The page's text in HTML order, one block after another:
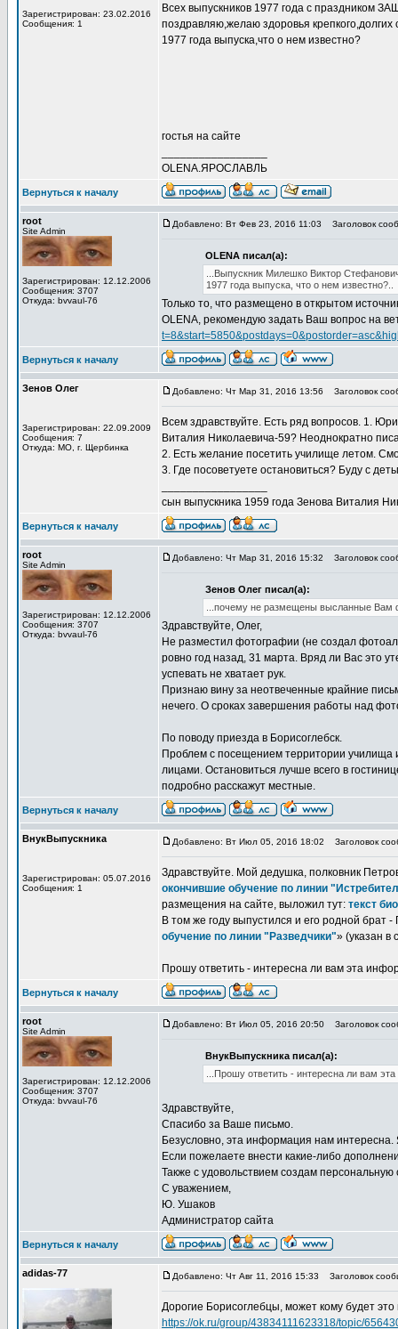
Зарегистрирован: 23.02.2016
Сообщения: 1
Всех выпускников 1977 года с праздником
поздравляю,желаю здоровья
1977 года выпуска,что о нем известно?
гостья на сайте
OLENA.ЯРОСЛАВЛЬ
Вернуться к началу
root
Site Admin
Зарегистрирован: 12.12.2006
Сообщения: 3707
Откуда: bvvaul-76
Добавлено: Вт Фев 23, 2016 11:03 Заголовок
OLENA писал(а):
...Выпускник Милешко Виктор
1977 года выпуска, что о нем известно?..
Только то, что размещено в открытом
OLENA, рекомендую задать Ваш вопрос на
Вернуться к началу
Зенов Олег
Зарегистрирован: 22.09.2009
Сообщения: 7
Откуда: МО, г. Щербинка
Добавлено: Чт Мар 31, 2016 13:56 Заголовок
Всем здравствуйте. Есть ряд вопросов. 1.
Виталия Николаевича-59? Неоднократно
2. Есть желание посетить училище летом.
3. Где посоветуете остановиться? Буду с
сын выпускника 1959 года Зенова Виталия
Вернуться к началу
root
Site Admin
Зарегистрирован: 12.12.2006
Сообщения: 3707
Откуда: bvvaul-76
Добавлено: Чт Мар 31, 2016 15:32 Заголовок
Зенов Олег писал(а):
...почему не размещены высланные Вам
Здравствуйте, Олег,
Не разместил фотографии (не создал
ровно год назад, 31 марта. Вряд ли Вас это
успевать не хватает рук.
Признаю вину за неотвеченные крайние
нечего. О сроках завершения работы над
По поводу приезда в Борисоглебск.
Проблем с посещением территории училища
лицами. Остановиться лучше всего в
подробно расскажут местные.
Вернуться к началу
ВнукВыпускника
Зарегистрирован: 05.07.2016
Сообщения: 1
Добавлено: Вт Июл 05, 2016 18:02 Заголовок
Здравствуйте. Мой дедушка, полковник
окончившие обучение по линии
размещения на сайте, выложил тут: текст
В том же году выпустился и его родной брат
обучение по линии "Разведчики"» (указан
Прошу ответить - интересна ли вам эта
Вернуться к началу
root
Site Admin
Зарегистрирован: 12.12.2006
Сообщения: 3707
Откуда: bvvaul-76
Добавлено: Вт Июл 05, 2016 20:50 Заголовок
ВнукВыпускника писал(а):
...Прошу ответить - интересна ли вам
Здравствуйте,
Спасибо за Ваше письмо.
Безусловно, эта информация нам
Если пожелаете внести какие-либо
Также с удовольствием создам
С уважением,
Ю. Ушаков
Администратор сайта
Вернуться к началу
adidas-77 Добавлено: Чт Авг 11, 2016 15:33 Заголовок
Дорогие Борисоглебцы, может кому будет это
https://ok.ru/group/43834111623318/topic/